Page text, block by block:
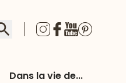
Rechercher
Dans la vie de...